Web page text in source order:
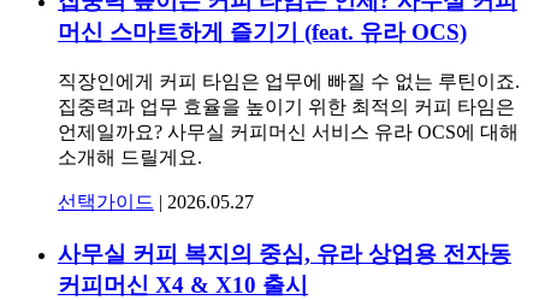
머신 스마트하게 즐기기 (feat. 유라 OCS)
직장인에게 커피 타임은 업무에 빠질 수 없는 루틴이죠.
집중력과 업무 효율을 높이기 위한 최적의 커피 타임은
언제일까요? 사무실 커피머신 서비스 유라 OCS에 대해
소개해 드릴게요.
선택가이드 | 2026.05.27
사무실 커피 복지의 중심, 유라 상업용 전자동
커피머신 X4 & X10 출시